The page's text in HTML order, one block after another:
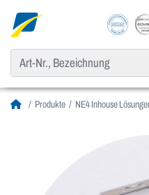
Produkte NE4 Inhouse